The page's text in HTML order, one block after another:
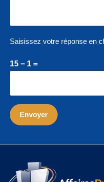
Saisissez votre réponse en
15 − 1 =